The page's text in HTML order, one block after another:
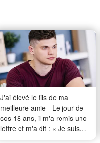
J'ai élevé le fils de ma
meilleure amie - Le jour de
ses 18 ans, il m'a remis une
lettre et m'a dit : « Je suis
désolé de te le dire si tard…